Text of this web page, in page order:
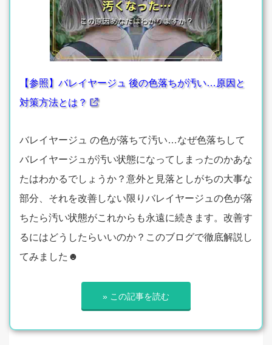
【参照】バレイヤージュ 後の色落ちが汚い…原因と
対策方法とは？
バレイヤージュ の色が落ちて汚い…なぜ色落ちして
バレイヤージュが汚い状態になってしまったのかあな
たはわかるでしょうか？意外と見落としがちの大事な
部分、それを改善しない限りバレイヤージュの色が落
ちたら汚い状態がこれからも永遠に続きます。改善す
るにはどうしたらいいのか？このブログで徹底解説し
てみました☻
» この記事を読む